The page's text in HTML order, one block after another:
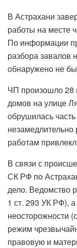
В Астрахани
работы на месте
По информации
разбора завалов
обнаружено не
ЧП произошло 28
домов на улице
обрушилась
работам
В связи с
СК РФ по
дело. Ведомство
1 ст. 293 УК РФ),
неосторожности
режим
правовую и